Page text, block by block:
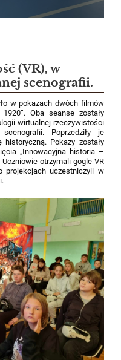
(VR), w
scenografii.
w pokazach dwóch filmów
Oba seanse zostały
wirtualnej rzeczywistości
Poprzedziły je
Pokazy zostały
„Innowacyjna historia –
otrzymali gogle VR
projekcjach uczestniczyli w